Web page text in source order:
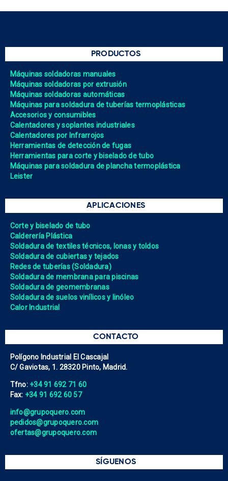
PRODUCTOS
Máquinas soldadoras manuales
Máquinas soldadoras por extrusión
Máquinas soldadoras automáticas
Máquinas para soldadura de tuberías termoplásticas
Accesorios y consumibles
Calentadores y soplantes industriales
Calentadores por Infrarrojos
Herramientas de detección de fugas
Herramientas para corte y biselado de tubo
Máquinas para soldadura de plancha termoplástica
Leister
APLICACIONES
Corte y biselado de tubo
Calderería Plástica
Soldadura de textiles técnicos, lonas y toldos
Soldadura de cubiertas y tejados
Redes de tuberías (Soldadura)
Soldadura de membrana para piscinas
Soldadura de geomembranas
Soldadura de suelos vinílicos y linóleo
Calor Industrial
CONTACTO
Polígono Industrial El Cascajal
C/ Gaviotas, 1. 28320 Pinto, Madrid.
Tfno: +34 91 692 71 60
Fax: +34 91 692 60 57
info@grupoquero.com
pedidos@grupoquero.com
ofertas@grupoquero.com
SÍGUENOS